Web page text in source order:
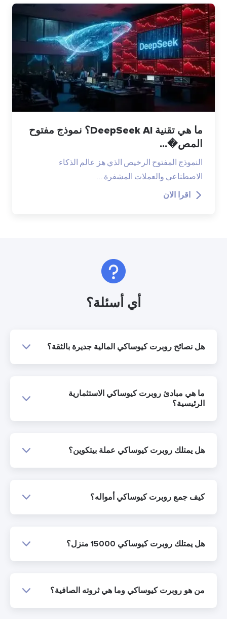
ما هي تقنية DeepSeek AI؟ نموذج مفتوح
المص�...
النموذج المفتوح الرخيص الذي هز عالم الذكاء
الاصطناعي والعملات المشفرة.…
اقرا الان
أي أسئلة؟
هل نصائح روبرت كيوساكي المالية جديرة بالثقة؟
ما هي مبادئ روبرت كيوساكي الاستثمارية
الرئيسية؟
هل يمتلك روبرت كيوساكي عملة بيتكوين؟
كيف جمع روبرت كيوساكي أمواله؟
هل يمتلك روبرت كيوساكي 15000 منزل؟
من هو روبرت كيوساكي وما هي ثروته الصافية؟